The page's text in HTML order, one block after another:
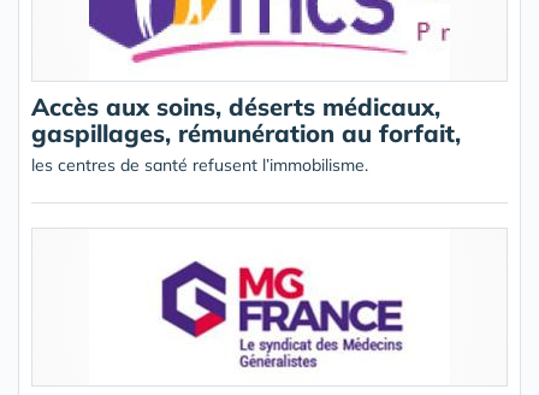
Accès aux soins, déserts médicaux,
gaspillages, rémunération au forfait,
les centres de santé refusent l’immobilisme.